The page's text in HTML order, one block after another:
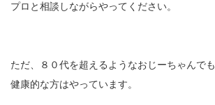
プロと相談しながらやってください。
ただ、８０代を超えるようなおじーちゃんでも
健康的な方はやっています。